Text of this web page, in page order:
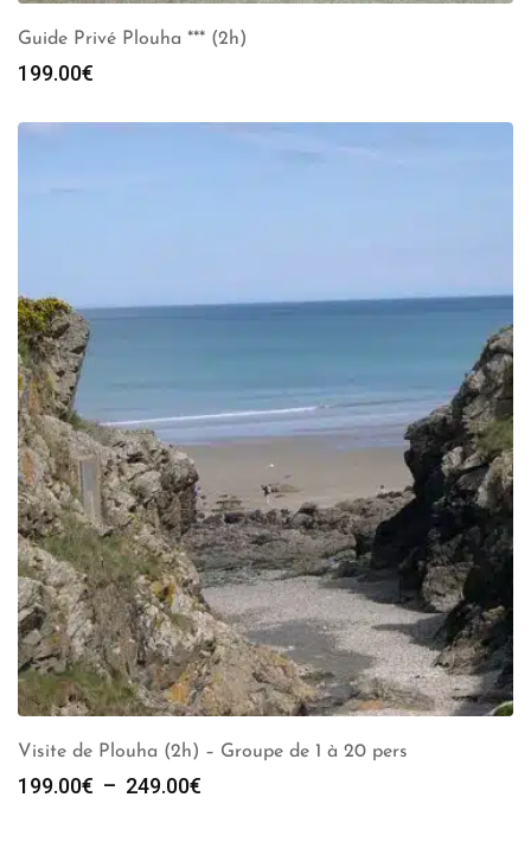
Guide Privé Plouha *** (2h)
199.00€
Visite de Plouha (2h) – Groupe de 1 à 20 pers
199.00€ – 249.00€